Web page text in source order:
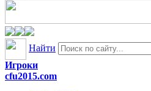
Найти
Игроки
cfu2015.com